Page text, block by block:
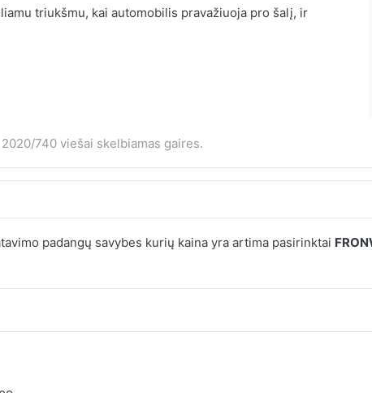
triukšmu, kai automobilis pravažiuoja pro šalį, ir
740 viešai skelbiamas gaires.
padangų savybes kurių kaina yra artima pasirinktai